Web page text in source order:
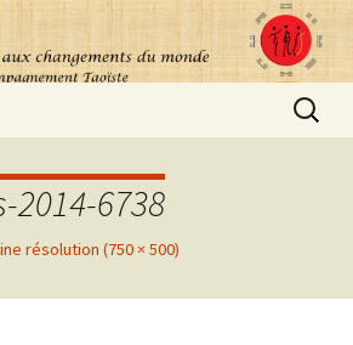
2014-6738
résolution (750 × 500)